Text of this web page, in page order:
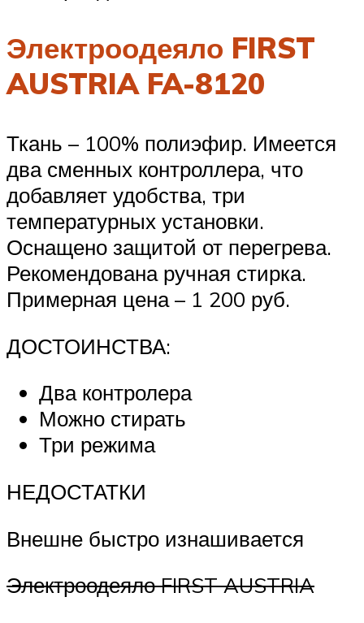
Электроодеяло FIRST
AUSTRIA FA-8120
Ткань – 100% полиэфир. Имеется
два сменных контроллера, что
добавляет удобства, три
температурных установки.
Оснащено защитой от перегрева.
Рекомендована ручная стирка.
Примерная цена – 1 200 руб.
ДОСТОИНСТВА:
Два контролера
Можно стирать
Три режима
НЕДОСТАТКИ
Внешне быстро изнашивается
Электроодеяло FIRST AUSTRIA